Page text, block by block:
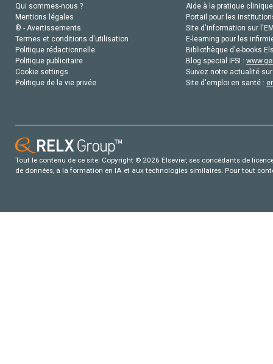
Qui sommes-nous ?
Mentions légales
© - Avertissements
Termes et conditions d'utilisation
Politique rédactionnelle
Politique publicitaire
Cookie settings
Politique de la vie privée
Aide à la pratique
Portail pour les
Site d'information sur
E-learning pour les
Bibliothèque d'e-books
Blog special IFSI :
Suivez notre actualité
Site d'emploi en santé :
Tout le contenu de ce site: Copyright © 2026 Elsevier, ses concédants de
de données, a la formation en IA et aux technologies similaires. Pour tout